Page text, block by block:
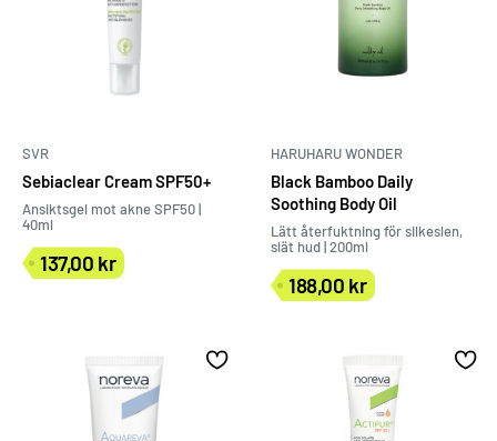
SVR
Sebiaclear Cream SPF50+
Ansiktsgel mot akne SPF50 |
40ml
Försäljningspris
137,00 kr
HARUHARU WONDER
Black Bamboo Daily
Soothing Body Oil
Lätt återfuktning för silkeslen,
slät hud | 200ml
Försäljningspris
188,00 kr